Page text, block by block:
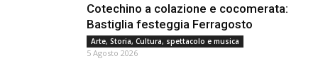
Cotechino a colazione e cocomerata:
Bastiglia festeggia Ferragosto
Arte, Storia, Cultura, spettacolo e musica
5 Agosto 2026